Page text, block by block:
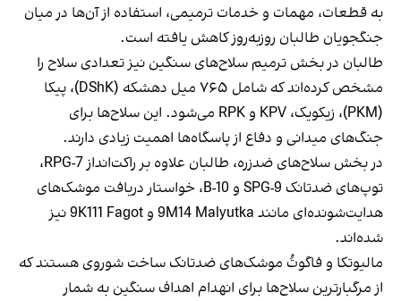
به قطعات، مهمات و خدمات ترمیمی، استفاده از آن‌ها در میان
جنگجویان طالبان روزبه‌روز کاهش یافته است.
طالبان در بخش ترمیم سلاح‌های سنگین نیز تعدادی سلاح را
مشخص کرده‌اند که شامل ۷۶۵ میل دهشکه (DShK)، پیکا
(PKM)، زیکویک، KPV و RPK می‌شود. این سلاح‌ها برای
جنگ‌های میدانی و دفاع از پاسگاه‌ها اهمیت زیادی دارند.
در بخش سلاح‌های ضدزره، طالبان علاوه بر راکت‌انداز RPG-7،
توپ‌های ضدتانک SPG-9 و B-10، خواستار دریافت موشک‌های
هدایت‌شونده‌ای مانند 9M14 Malyutka و 9K111 Fagot نیز
شده‌اند.
مالیوتکا و فاگوتُ موشک‌های ضدتانک ساخت شوروی هستند که
از مرگبارترین سلاح‌ها برای انهدام اهداف سنگین به شمار